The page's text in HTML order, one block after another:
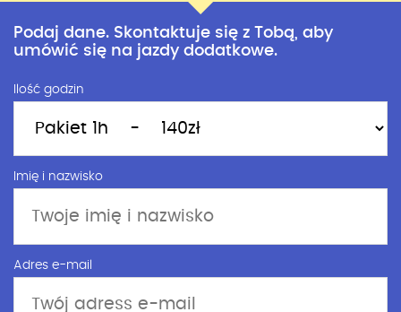
Podaj dane. Skontaktuje się z Tobą, aby
umówić się na jazdy dodatkowe.
Ilość godzin
Imię i nazwisko
Adres e-mail